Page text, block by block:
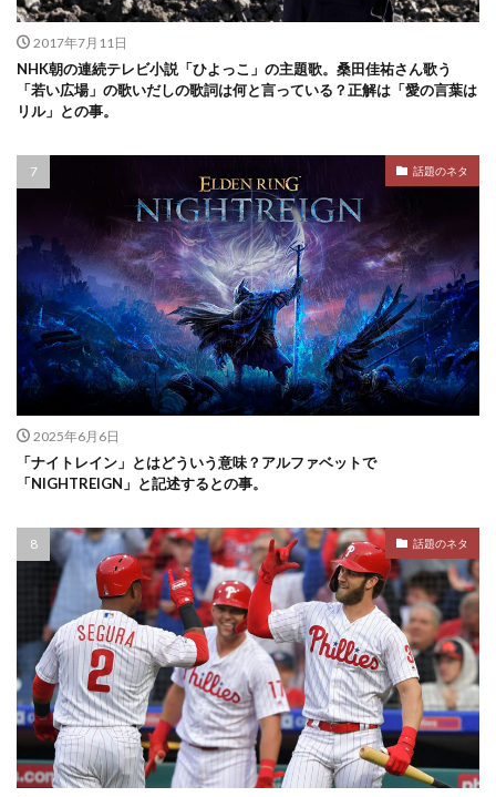
2017年7月11日
NHK朝の連続テレビ小説「ひよっこ」の主題歌。桑田佳祐さん歌う
「若い広場」の歌いだしの歌詞は何と言っている？正解は「愛の言葉は
リル」との事。
話題のネタ
2025年6月6日
「ナイトレイン」とはどういう意味？アルファベットで
「NIGHTREIGN」と記述するとの事。
話題のネタ